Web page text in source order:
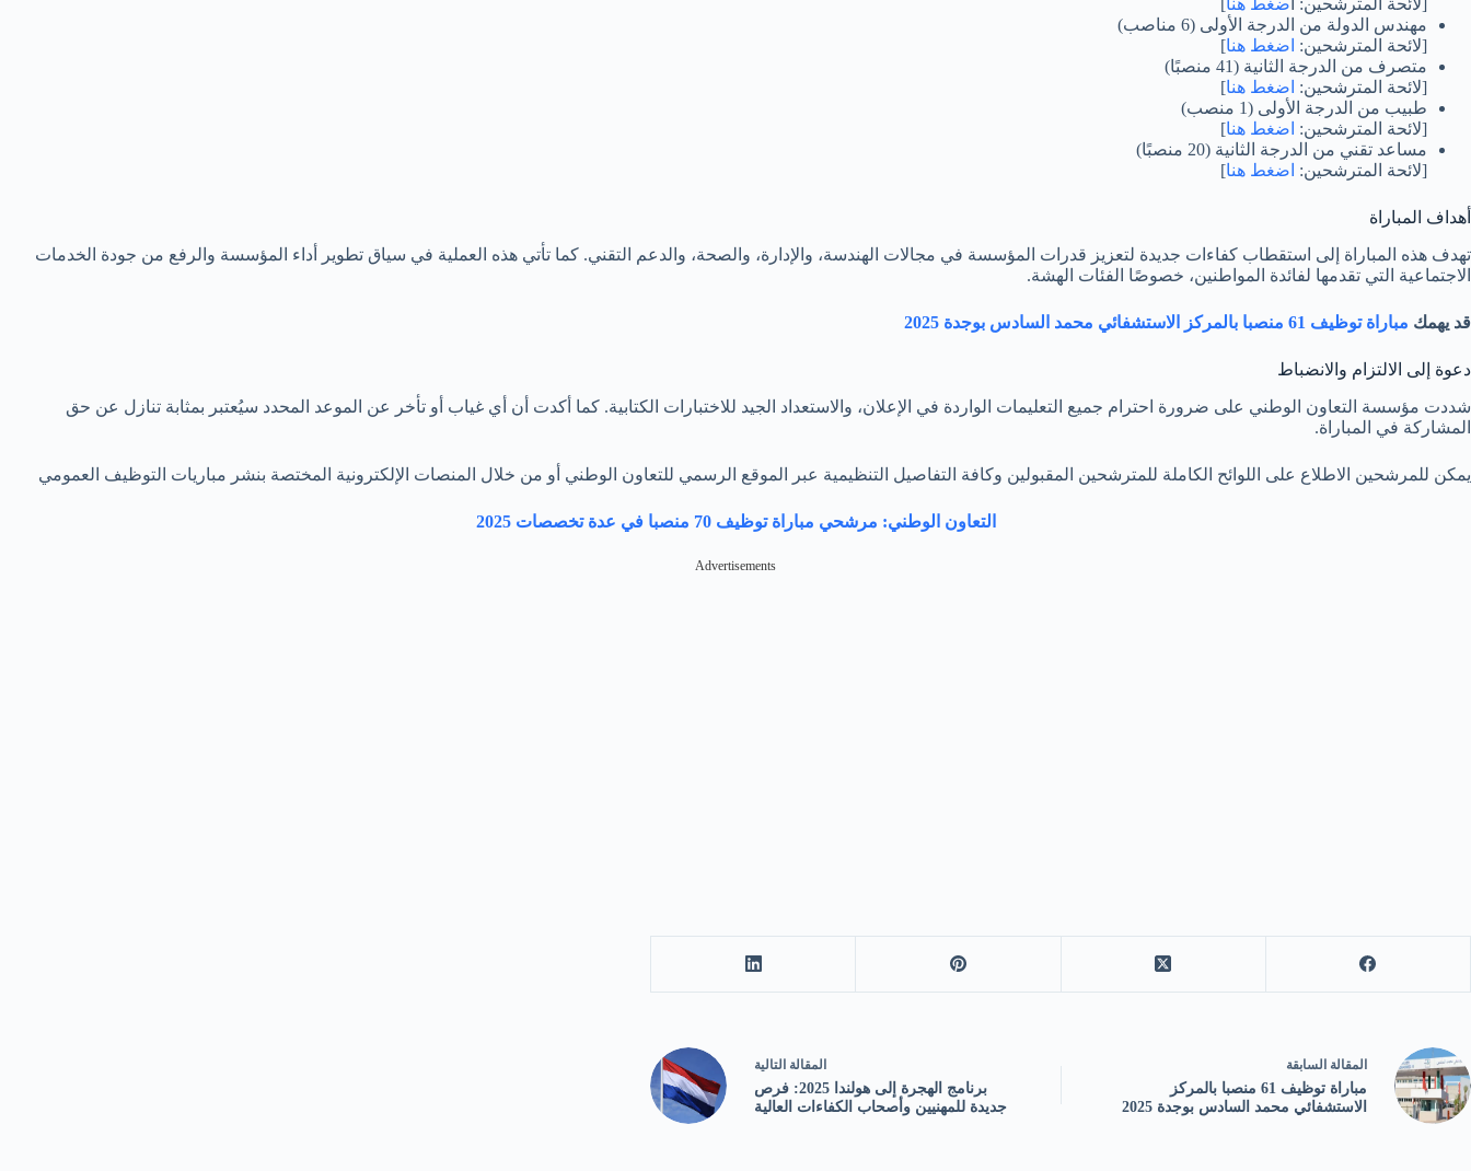
[لائحة المترشحين: ا ضغط هنا]
مهندس الدولة من الدرجة الأولى (6 مناصب)
[لائحة المترشحين: اضغط هنا]
متصرف من الدرجة الثانية (41 منصبًا)
[لائحة المترشحين: اضغط هنا]
طبيب من الدرجة الأولى (1 منصب)
[لائحة المترشحين: اضغط هنا]
مساعد تقني من الدرجة الثانية (20 منصبًا)
[لائحة المترشحين: اضغط هنا]
أهداف المباراة
تهدف هذه المباراة إلى استقطاب كفاءات جديدة لتعزيز قدرات المؤسسة في مجالات الهندسة، والإدارة، والصحة، والدعم التقني. كما تأتي هذه العملية في سياق تطوير أداء المؤسسة والرفع من جودة الخدمات
الاجتماعية التي تقدمها لفائدة المواطنين، خصوصًا الفئات الهشة.
قد يهمك مباراة توظيف 61 منصبا بالمركز الاستشفائي محمد السادس بوجدة 2025
دعوة إلى الالتزام والانضباط
شددت مؤسسة التعاون الوطني على ضرورة احترام جميع التعليمات الواردة في الإعلان، والاستعداد الجيد للاختبارات الكتابية. كما أكدت أن أي غياب أو تأخر عن الموعد المحدد سيُعتبر بمثابة تنازل عن حق
المشاركة في المباراة.
يمكن للمرشحين الاطلاع على اللوائح الكاملة للمترشحين المقبولين وكافة التفاصيل التنظيمية عبر الموقع الرسمي للتعاون الوطني أو من خلال المنصات الإلكترونية المختصة بنشر مباريات التوظيف العمومي
التعاون الوطني: مرشحي مباراة توظيف 70 منصبا في عدة تخصصات 2025
Advertisements
المقالة السابقة
مباراة توظيف 61 منصبا بالمركز
الاستشفائي محمد السادس بوجدة 2025
المقالة التالية
برنامج الهجرة إلى هولندا 2025: فرص
جديدة للمهنيين وأصحاب الكفاءات العالية